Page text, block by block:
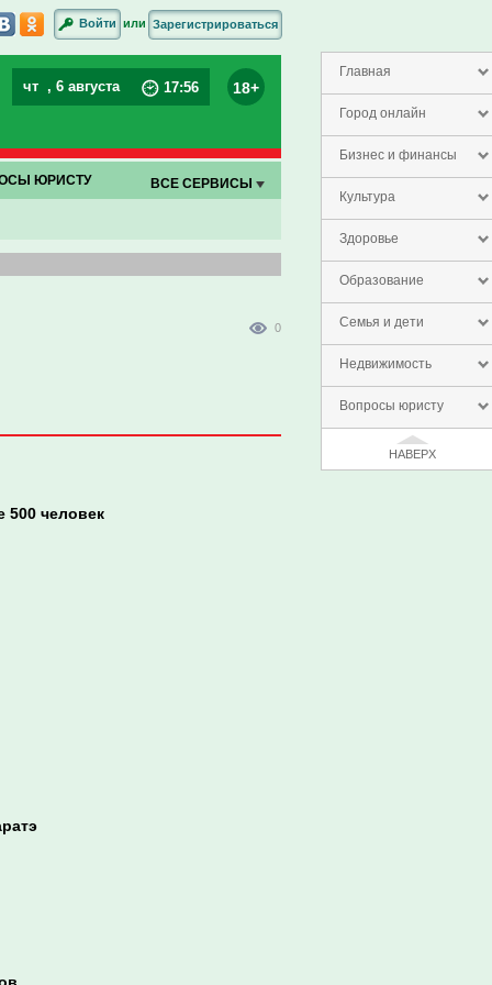
Главная
Город онлайн
Бизнес и финансы
Культура
Здоровье
Образование
Семья и дети
Недвижимость
Вопросы юристу
НАВЕРХ
Войти или Зарегистрироваться
чт , 6 августа 17:56 18+
ЮРИСТУ ВСЕ СЕРВИСЫ
0
500 человек